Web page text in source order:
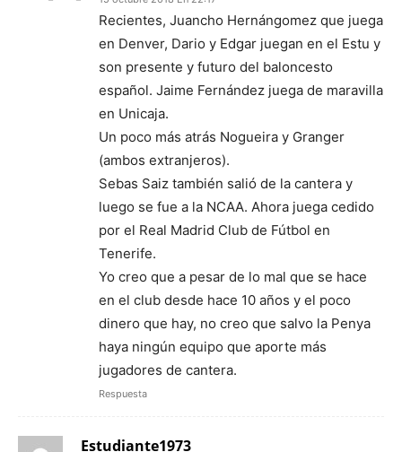
Recientes, Juancho Hernángomez que juega
en Denver, Dario y Edgar juegan en el Estu y
son presente y futuro del baloncesto
español. Jaime Fernández juega de maravilla
en Unicaja.
Un poco más atrás Nogueira y Granger
(ambos extranjeros).
Sebas Saiz también salió de la cantera y
luego se fue a la NCAA. Ahora juega cedido
por el Real Madrid Club de Fútbol en
Tenerife.
Yo creo que a pesar de lo mal que se hace
en el club desde hace 10 años y el poco
dinero que hay, no creo que salvo la Penya
haya ningún equipo que aporte más
jugadores de cantera.
Respuesta
Estudiante1973